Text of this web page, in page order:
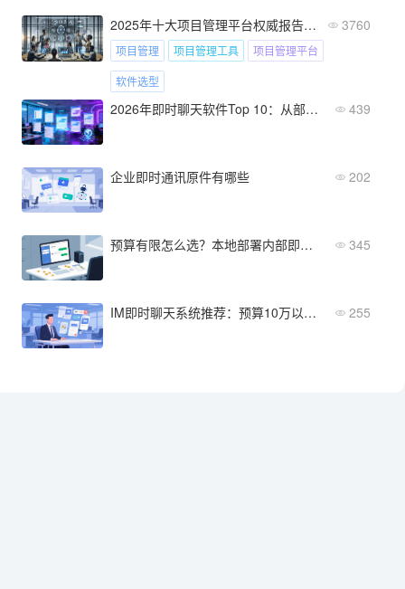
2025年十大项目管理平台权威报告：易用性、扩展性与服务评测 3760
项目管理 项目管理工具
项目管理平台
软件选型
2026年即时聊天软件Top 10：从部署到实施的全流程解析 439
企业即时通讯原件有哪些 202
预算有限怎么选？本地部署内部即时聊天软件高性价比推荐 345
IM即时聊天系统推荐：预算10万以下企业怎么选？ 255